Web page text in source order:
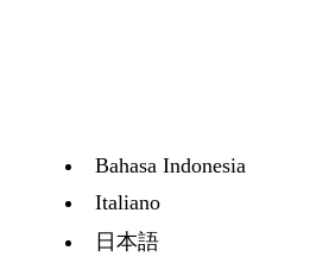
Bahasa Indonesia
Italiano
日本語